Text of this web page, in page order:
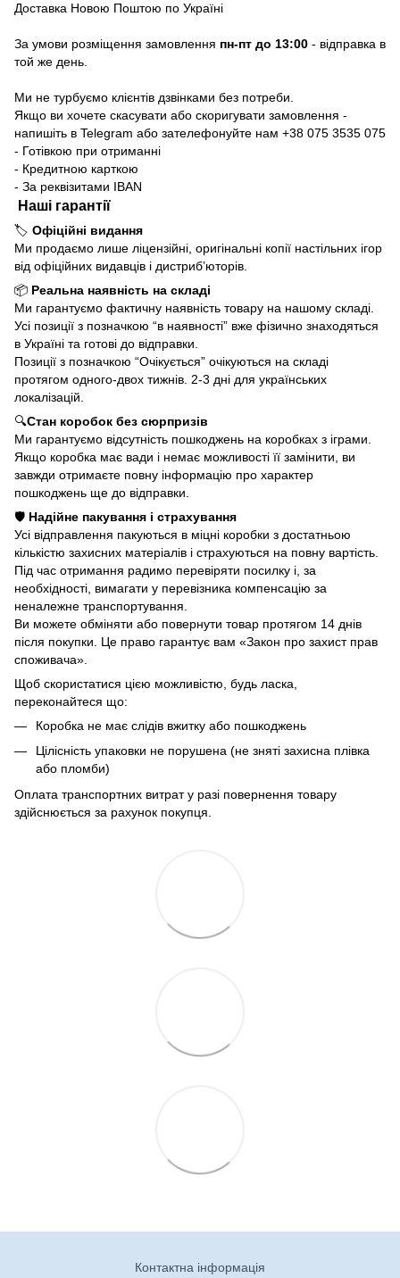
Доставка Новою Поштою по Україні
За умови розміщення замовлення пн-пт до 13:00 - відправка в
той же день.
Ми не турбуємо клієнтів дзвінками без потреби.
Якщо ви хочете скасувати або скоригувати замовлення -
напишіть в Telegram або зателефонуйте нам +38 075 3535 075
- Готівкою при отриманні
- Кредитною карткою
- За реквізитами IBAN
Наші гарантії
🏷️ Офіційні видання
Ми продаємо лише ліцензійні, оригінальні копії настільних ігор
від офіційних видавців і дистриб’юторів.
📦 Реальна наявність на складі
Ми гарантуємо фактичну наявність товару на нашому складі.
Усі позиції з позначкою “в наявності” вже фізично знаходяться
в Україні та готові до відправки.
Позиції з позначкою “Очікується” очікуються на складі
протягом одного-двох тижнів. 2-3 дні для українських
локалізацій.
🔍Стан коробок без сюрпризів
Ми гарантуємо відсутність пошкоджень на коробках з іграми.
Якщо коробка має вади і немає можливості її замінити, ви
завжди отримаєте повну інформацію про характер
пошкоджень ще до відправки.
🛡️ Надійне пакування і страхування
Усі відправлення пакуються в міцні коробки з достатньою
кількістю захисних матеріалів і страхуються на повну вартість.
Під час отримання радимо перевіряти посилку і, за
необхідності, вимагати у перевізника компенсацію за
неналежне транспортування.
Ви можете обміняти або повернути товар протягом 14 днів
після покупки. Це право гарантує вам «Закон про захист прав
споживача».
Щоб скористатися цією можливістю, будь ласка,
переконайтеся що:
Коробка не має слідів вжитку або пошкоджень
Цілісність упаковки не порушена (не зняті захисна плівка
або пломби)
Оплата транспортних витрат у разі повернення товару
здійснюється за рахунок покупця.
Контактна інформація